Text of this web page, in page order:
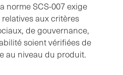
norme SCS-007 exige
aux critères
de gouvernance,
soient vérifiées de
au niveau du produit.